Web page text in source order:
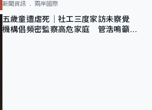
新聞資訊 兩岸國際
五歲童遭虐死｜社工三度家訪未察覺
機構倡頻密監察高危家庭 管浩鳴籲加